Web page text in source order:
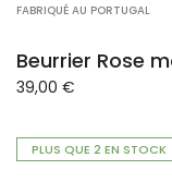
FABRIQUÉ AU PORTUGAL
Beurrier Rose
39,00 €
PLUS QUE 2 EN STOCK